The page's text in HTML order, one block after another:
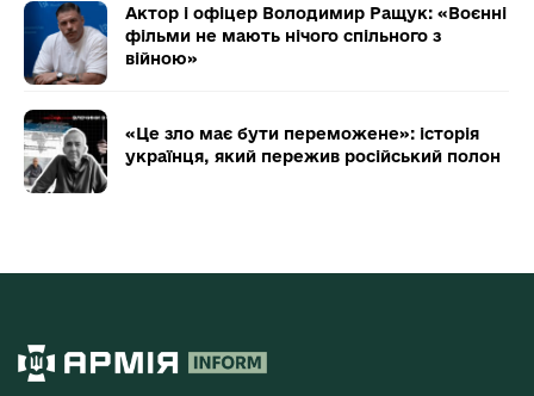
Актор і офіцер Володимир Ращук: «Воєнні
фільми не мають нічого спільного з
війною»
«Це зло має бути переможене»: історія
українця, який пережив російський полон